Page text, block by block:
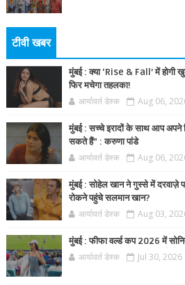
टीवी खबर
मुंबई : क्या ‘Rise & Fall’ में होगी
फिर मचेगा तहलका!
आर्यावर्त डेस्क Aug 06,
मुंबई : सच्चे इरादों के साथ आप अपने
सकते हैं” : करुणा पांडे
आर्यावर्त डेस्क Aug 06,
मुंबई : सोहेल खान ने गुस्से में दरवाज़े
रोकने पहुंचे सलमान खान?
आर्यावर्त डेस्क Aug 03,
मुंबई : फीफा वर्ल्ड कप 2026 में
आर्यावर्त डेस्क Jul 30, 2026